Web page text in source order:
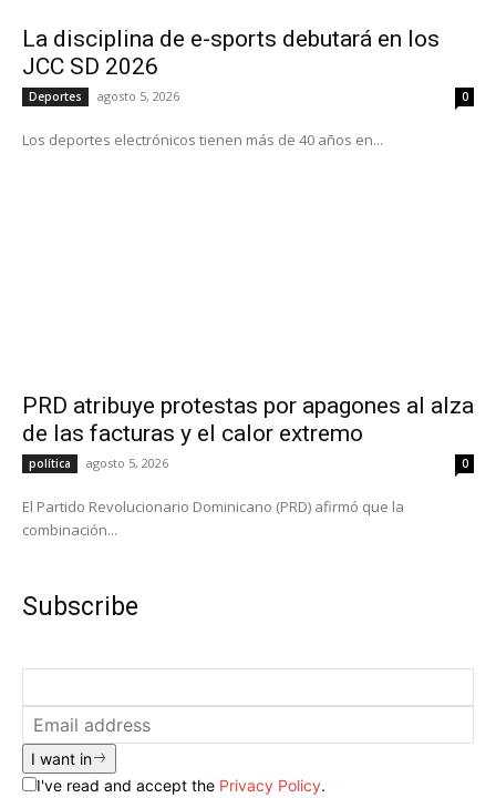
La disciplina de e-sports debutará en los
JCC SD 2026
Deportes agosto 5, 2026 0
Los deportes electrónicos tienen más de 40 años en...
PRD atribuye protestas por apagones al alza
de las facturas y el calor extremo
política agosto 5, 2026 0
El Partido Revolucionario Dominicano (PRD) afirmó que la
combinación...
Subscribe
I want in
I've read and accept the Privacy Policy.